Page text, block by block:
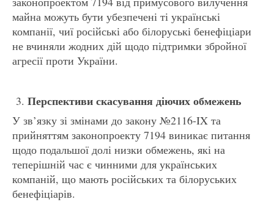
майна можуть бути убезпечені ті українські
компанії, чиї російські або білоруські бенефіціари
не вчиняли жодних дій щодо підтримки збройної
агресії проти України.
Перспективи скасування діючих обмежень
У зв’язку зі змінами до закону №2116-IX та
прийняттям законопроекту 7194 виникає питання
щодо подальшої долі низки обмежень, які на
теперішній час є чинними для українських
компаній, що мають російських та білоруських
бенефіціарів.